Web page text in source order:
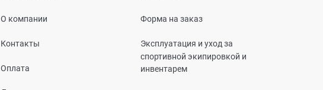
О компании
Контакты
Оплата
Форма на заказ
Эксплуатация и уход за
спортивной экипировкой и
инвентарем